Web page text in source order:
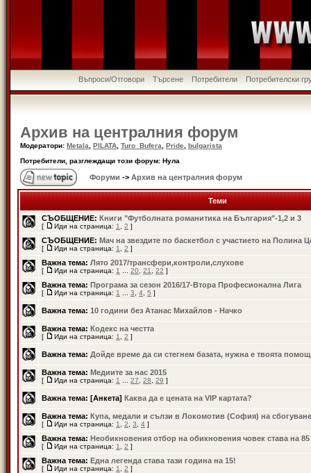
Въпроси/Отговори Търсене Потребители Потребителски
Архив на централния форум
Модератори: Metala PILATA Turo_Bufera Pride
bulgarista
Потребители, разглеждащи този форум: Нула
Форуми -> Архив на централния форум
Теми
СЪОБЩЕНИЕ: Книги "Футболната романитика на България"-1,2 и 3
[ Иди на страница: 1 2 ]
СЪОБЩЕНИЕ: Мач на звездите по баскетбол с участието на Полина
[ Иди на страница: 1 2 ]
Важна тема: Лято 2017/трансфери,контроли,слухове
[ Иди на страница: 1 20 21 22 ]
Важна тема: Програма за сезон 2016/17-Втора Професионална Лига
[ Иди на страница: 1 3 4 5 ]
Важна тема: 10 години без Атанас Михайлов - Начко
Важна тема: Кодекс на честта
[ Иди на страница: 1 2 ]
Важна тема: Дойде време да си стегнем базата, нужна е твоята
Важна тема: Медиите за нас 2015
[ Иди на страница: 1 27 28 29 ]
Важна тема: [Анкета] Каква да е цената на VIP картата?
Важна тема: Купа, медали и сълзи в Локомотив (София) на сбогуване
[ Иди на страница: 1 2 3 4 ]
Важна тема: Необикновения отбор на обикновения човек става на 85
[ Иди на страница: 1 2 ]
Важна тема: Една легенда става тази година на 15!
[ Иди на страница: 1 2 ]